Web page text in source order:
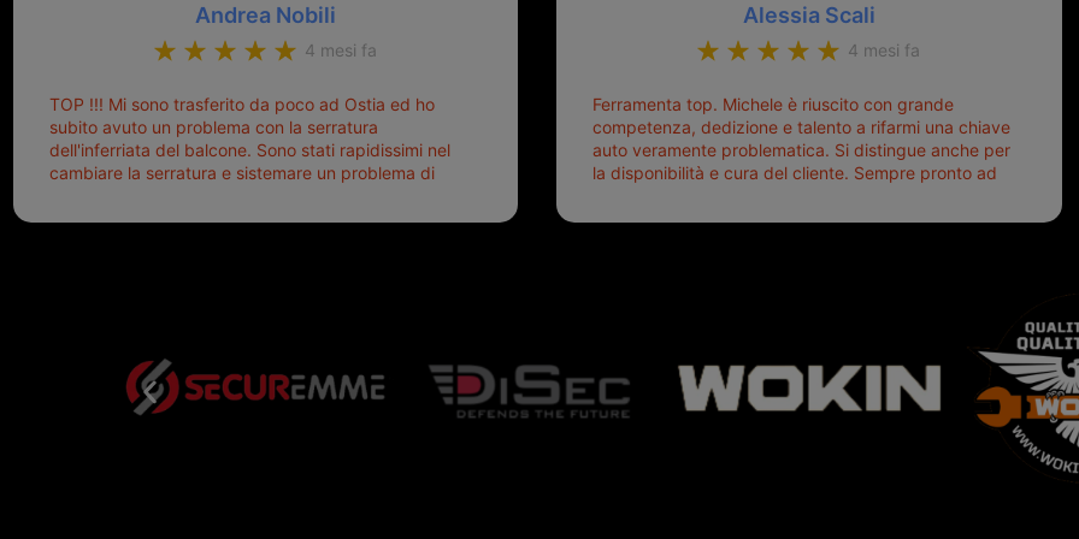
Andrea Nobili
4 mesi fa
TOP !!! Mi sono trasferito da poco ad Ostia ed ho
subito avuto un problema con la serratura
dell'inferriata del balcone. Sono stati rapidissimi nel
cambiare la serratura e sistemare un problema di
che onesto evitando spese ben più esose.
Alessia Scali
4 mesi fa
Ferramenta top. Michele è riuscito con grande
competenza, dedizione e talento a rifarmi una chiave
auto veramente problematica. Si distingue anche per
la disponibilità e cura del cliente. Sempre pronto ad